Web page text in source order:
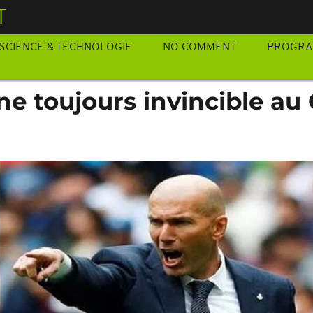
SCIENCE & TECHNOLOGIE NO COMMENT
toujours invincible au